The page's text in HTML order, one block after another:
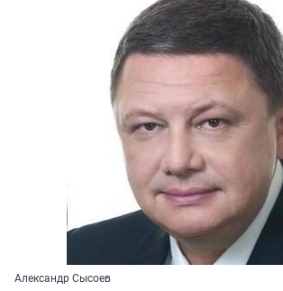
Александр Сысоев